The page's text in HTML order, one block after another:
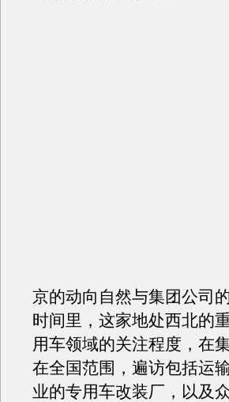
京的动向自然与集团公司
时间里，这家地处西北的
用车领域的关注程度，在
在全国范围，遍访包括运
业的专用车改装厂，以及